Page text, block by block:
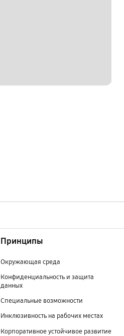
Принципы
Окружающая среда
Конфиденциальность и защита
данных
Специальные возможности
Инклюзивность на рабочих местах
Корпоративное устойчивое развитие